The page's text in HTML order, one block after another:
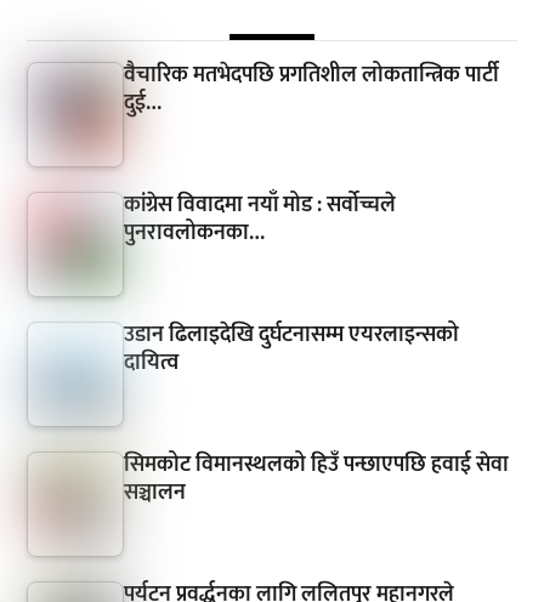
वैचारिक मतभेदपछि प्रगतिशील लोकतान्त्रिक पार्टी
दुई…
कांग्रेस विवादमा नयाँ मोड : सर्वोच्चले
पुनरावलोकनका…
उडान ढिलाइदेखि दुर्घटनासम्म एयरलाइन्सको
दायित्व
सिमकोट विमानस्थलको हिउँ पन्छाएपछि हवाई सेवा
सञ्चालन